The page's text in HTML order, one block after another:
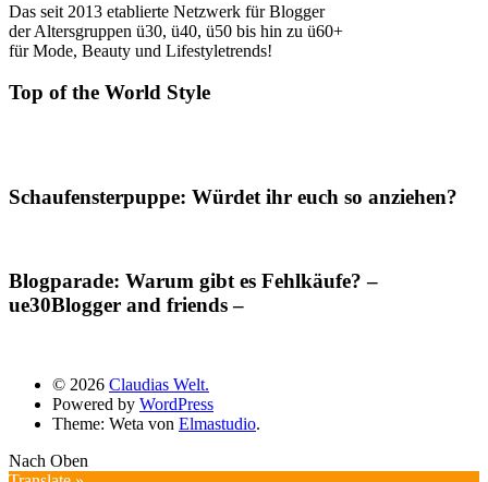
Das seit 2013 etablierte Netzwerk für Blogger
der Altersgruppen ü30, ü40, ü50 bis hin zu ü60+
für Mode, Beauty und Lifestyletrends!
Top of the World Style
Schaufensterpuppe: Würdet ihr euch so anziehen?
Blogparade: Warum gibt es Fehlkäufe? –
ue30Blogger and friends –
© 2026 Claudias Welt.
Powered by WordPress
Theme: Weta von Elmastudio.
Nach Oben